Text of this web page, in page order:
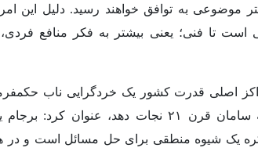
موضوعی به توافق خواهند رسید. دلیل این
تا فنی؛ یعنی بیشتر به فکر منافع
اصلی قدرت کشور یک خردگرایی ناب حکمفرما
تلاطم‌های سیاسی در جهان نابه سامان قرن ۲۱ نجات
یک شیوه منطقی برای حل مسائل است و در